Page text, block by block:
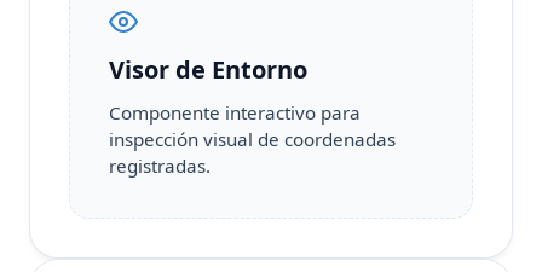
Visor de Entorno
Componente interactivo para
inspección visual de coordenadas
registradas.